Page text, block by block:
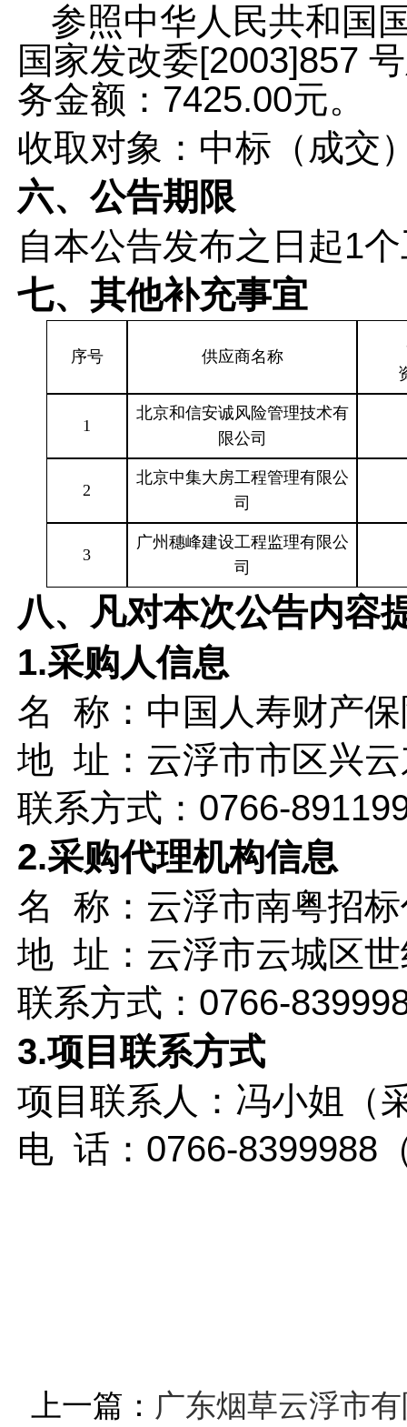
参照中华人民共和国
国家发改委[2003]857
务金额：7425.00元。
收取对象：中标（成交
六、公告期限
自本公告发布之日起1
七、其他补充事宜
序号 供应商名称
1
北京和信安诚风险管理技术有
限公司
2
北京中集大房工程管理有限公
司
3
广州穗峰建设工程监理有限公
司
八、凡对本次公告内容
1.采购人信息
名
称：中国人寿财产
地 址： 云浮市市区兴
联系方式：0766-
2.采购代理机构信息
名
称：云浮市南粤招
地 址：云浮市云城区
联系方式： 0766-
3.项目联系方式
项目联系人：冯小姐（
电 话：0766-8399988
上一篇： 广东烟草云浮市